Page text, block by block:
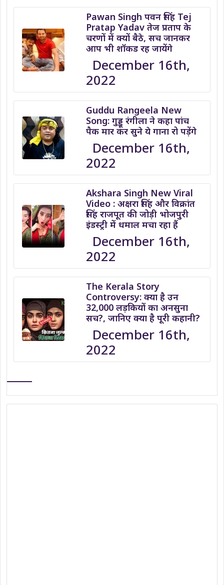
Pawan Singh पवन सिंह Tej
Pratap Yadav तेज प्रताप के
चरणों में क्यों बैठे, सच जानकर
आप भी शॉकड रह जायेंगे
December 16th,
2022
Guddu Rangeela New
Song: गुड्डू रंगीला ने कहा पांच
पैक मार कर सुने ये गाना रो पड़ेंगे
December 16th,
2022
Akshara Singh New Viral
Video : अक्षरा सिंह और विक्रांत
सिंह राजपूत की जोड़ी भोजपुरी
इंडस्ट्री में धमाल मचा रहा हैं
December 16th,
2022
The Kerala Story
Controversy: क्या है उन
32,000 लड़कियों का अनसुना
सच?, जानिए क्या है पूरी कहानी?
December 16th,
2022